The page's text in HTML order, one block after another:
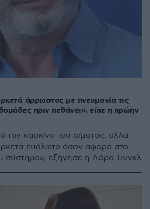
άρρωστος με πνευμονία τις
πριν πεθάνει», είπε η πρώην
τον καρκίνο του αίματος, αλλά
ευάλωτο όσον αφορά στο
σύστημα», εξήγησε η Λόρα Τινγκλ